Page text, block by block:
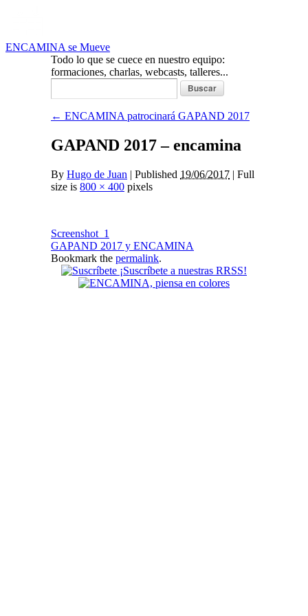
ENCAMINA se Mueve
Todo lo que se cuece en nuestro equipo:
formaciones, charlas, webcasts, talleres...
← ENCAMINA patrocinará GAPAND 2017
GAPAND 2017 – encamina
By Hugo de Juan | Published 19/06/2017 | Full
size is 800 × 400 pixels
Screenshot_1
GAPAND 2017 y ENCAMINA
Bookmark the permalink.
¡Suscríbete a nuestras RRSS!